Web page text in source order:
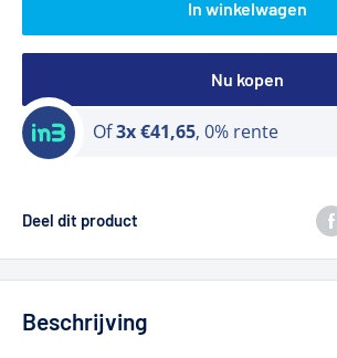
In winkelwagen
Nu kopen
Of3x €41,65, 0% rente
Deel dit product
Beschrijving